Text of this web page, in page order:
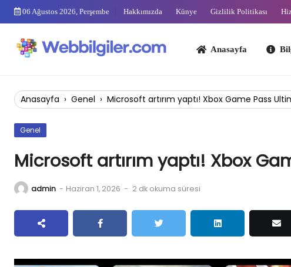
Skip
06 Ağustos 2026, Perşembe Hakkımızda Künye Gizlilik Politikası
Anasayfa Bilgi
Anasayfa › Genel › Microsoft artırım yaptı! Xbox Game Pass
Genel
Microsoft artırım yaptı! Xbox
admin - Haziran 1, 2026 - 2 dk okuma süresi